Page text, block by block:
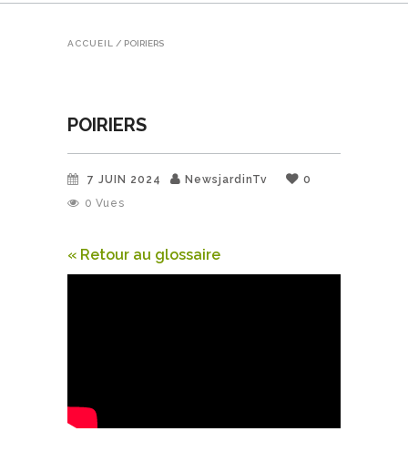
ACCUEIL / POIRIERS
POIRIERS
7 JUIN 2024 NewsjardinTv
0
0 Vues
« Retour au glossaire